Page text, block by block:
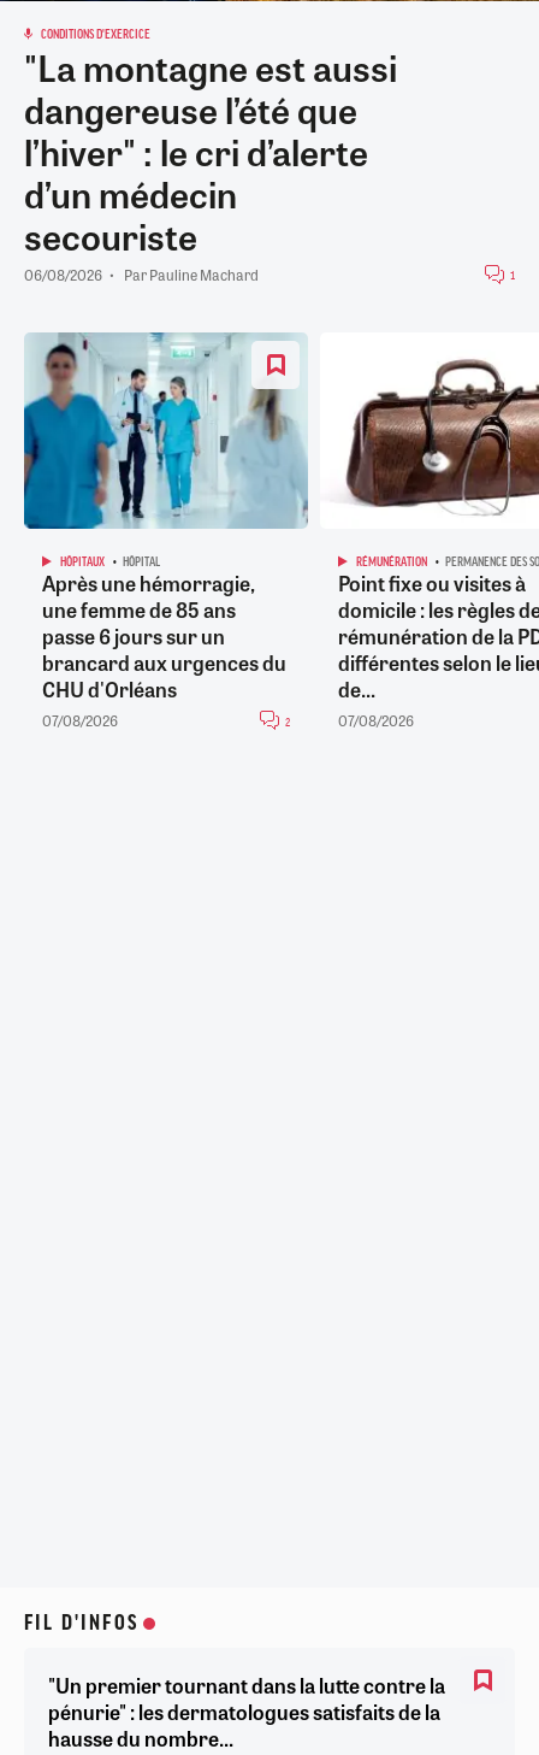
CONDITIONS D'EXERCICE
"La montagne est aussi
dangereuse l’été que
l’hiver" : le cri d’alerte
d’un médecin
secouriste
06/08/2026 ParPauline Machard 1
HÔPITAUX HÔPITAL
Après une hémorragie,
une femme de 85 ans
passe 6 jours sur un
brancard aux urgences du
CHU d'Orléans
07/08/2026 2
RÉMUNÉRATION PERMANENCE DES
Point fixe ou visites à
domicile : les règles
rémunération de la
différentes selon le
de...
07/08/2026
FIL D'INFOS
"Un premier tournant dans la lutte contre la
pénurie" : les dermatologues satisfaits de la
hausse du nombre...